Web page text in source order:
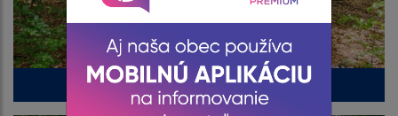
Potulka ku kapličke